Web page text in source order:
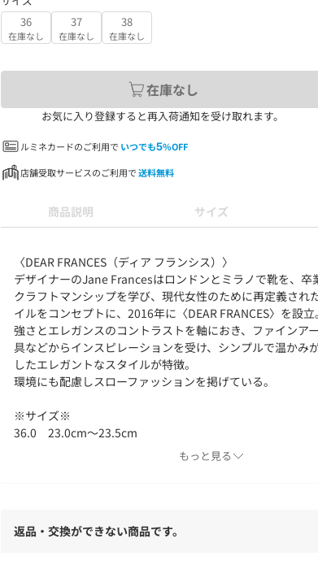
36
在庫なし
37
在庫なし
38
在庫なし
在庫なし
お気に入り登録すると再入荷通知を受け取れます。
ルミネカードのご利用で いつでも5%OFF
店舗受取サービスのご利用で送料無料
商品説明 サイズ
〈DEAR FRANCES（ディア フランシス）〉
デザイナーのJane Francesはロンドンとミラノで靴を、卒
クラフトマンシップを学び、現代女性のために再定義され
イルをコンセプトに、2016年に〈DEAR FRANCES〉を設立。
強さとエレガンスのコントラストを軸におき、ファインア
具などからインスピレーションを受け、シンプルで温かみ
したエレガントなスタイルが特徴。
環境にも配慮しスローファッションを掲げている。
※サイズ※
36.0 23.0cm～23.5cm
あくまでも標準的な目安としてご利用ください。
もっと見る
返品・交換ができない商品です。